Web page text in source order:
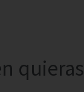
quieras